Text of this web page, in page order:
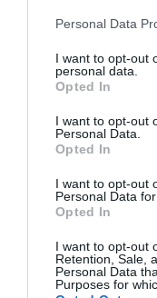
Please note that this
not limited to your
grant or deny
use your data for
consent section.
Personal Data
I want to opt-out
personal data.
Opted In
I want to opt-out
Personal Data.
Opted In
I want to opt-out
Personal Data
Opted In
I want to opt-out
Retention, Sale,
Personal Data
Purposes for
számos
nevező mindig a
és szeretet. Egy
fél támogatja,
hosszú távon is
kommunikáció,
közös célok
hogy a
hanem